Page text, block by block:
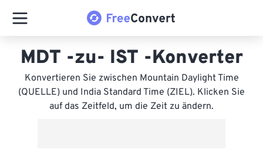
MDT -zu- IST -Konverter
Konvertieren Sie zwischen Mountain Daylight Time
(QUELLE) und India Standard Time (ZIEL). Klicken Sie
auf das Zeitfeld, um die Zeit zu ändern.